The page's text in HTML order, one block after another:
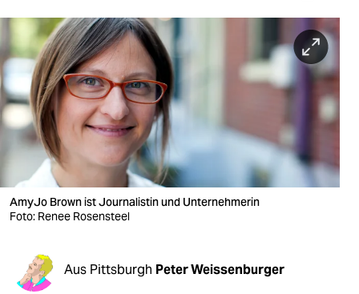
sport
berlin
nord
wahrheit
verlag
verlag
shop
AmyJo Brown ist Journalistin und Unternehmerin
Foto: Renee Rosensteel
Aus Pittsburgh Peter Weissenburger